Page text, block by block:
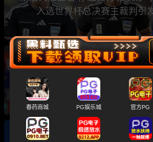
入选世界杯总决赛主裁判引
西班牙将上演巅峰之
春药商城 PG娱乐城 官方PG